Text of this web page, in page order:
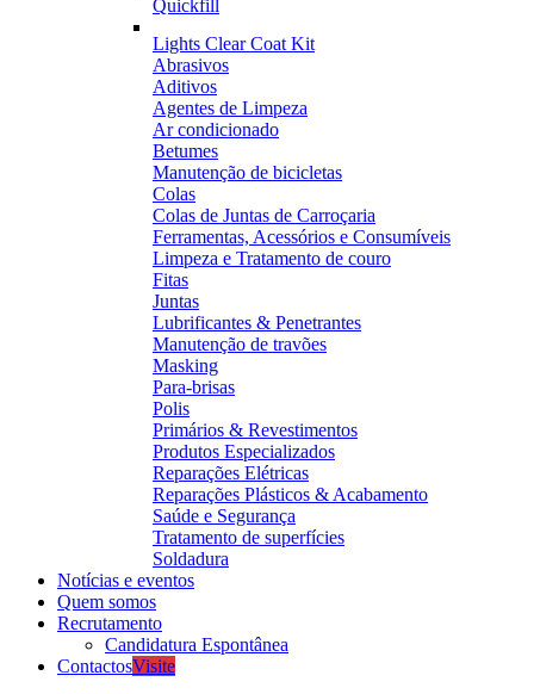
Quickfill
Lights Clear Coat Kit
Abrasivos
Aditivos
Agentes de Limpeza
Ar condicionado
Betumes
Manutenção de bicicletas
Colas
Colas de Juntas de Carroçaria
Ferramentas, Acessórios e Consumíveis
Limpeza e Tratamento de couro
Fitas
Juntas
Lubrificantes & Penetrantes
Manutenção de travões
Masking
Para-brisas
Polis
Primários & Revestimentos
Produtos Especializados
Reparações Elétricas
Reparações Plásticos & Acabamento
Saúde e Segurança
Tratamento de superfícies
Soldadura
Notícias e eventos
Quem somos
Recrutamento
Candidatura Espontânea
ContactosVisite